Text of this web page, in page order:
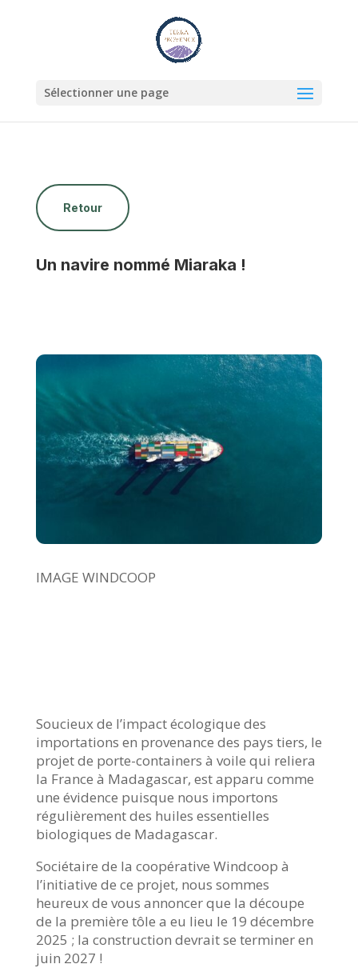
Sélectionner une page
Retour
Un navire nommé Miaraka !
IMAGE WINDCOOP
Soucieux de l’impact écologique des
importations en provenance des pays tiers, le
projet de porte-containers à voile qui reliera
la France à Madagascar, est apparu comme
une évidence puisque nous importons
régulièrement des huiles essentielles
biologiques de Madagascar.
Sociétaire de la coopérative Windcoop à
l’initiative de ce projet, nous sommes
heureux de vous annoncer que la découpe
de la première tôle a eu lieu le 19 décembre
2025 ; la construction devrait se terminer en
juin 2027 !